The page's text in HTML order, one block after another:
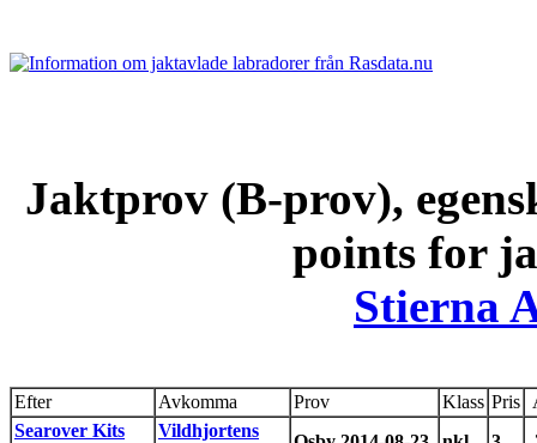
Jaktprov (B-prov),
points for
Stierna
Efter Avkomma Prov Klass Pris
Searover Kits
Vildhjortens